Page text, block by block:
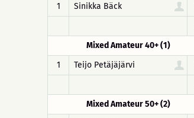
1
Sinikka Bäck
Mixed Amateur 40+ (1)
1
Teijo Petäjäjärvi
Mixed Amateur 50+ (2)